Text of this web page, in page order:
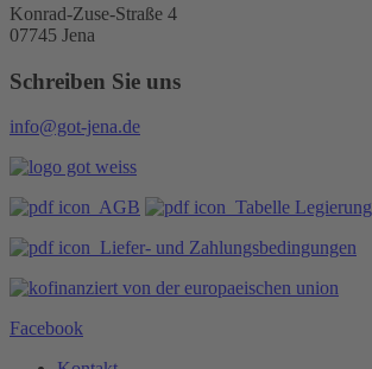
Konrad-Zuse-Straße 4
07745 Jena
Schreiben Sie uns
info@got-jena.de
AGB
Tabelle Legierung
Liefer- und Zahlungsbedingungen
Facebook